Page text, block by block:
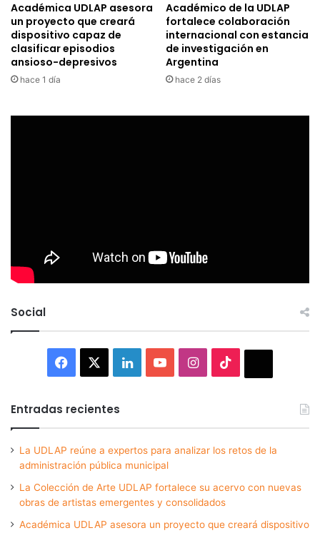
Académica UDLAP asesora
un proyecto que creará
dispositivo capaz de
clasificar episodios
ansioso-depresivos
hace 1 día
Académico de la UDLAP
fortalece colaboración
internacional con estancia
de investigación en
Argentina
hace 2 días
Social
Facebook LinkedInYouTubeInstagram
Entradas recientes
La UDLAP reúne a expertos para analizar los retos de la
administración pública municipal
La Colección de Arte UDLAP fortalece su acervo con nuevas
obras de artistas emergentes y consolidados
Académica UDLAP asesora un proyecto que creará dispositivo